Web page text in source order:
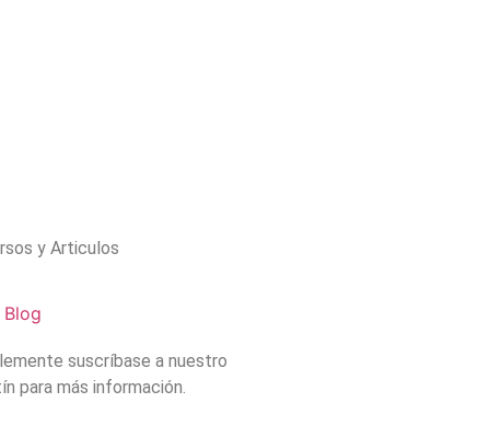
y Articulos
Blog
suscríbase a nuestro
para más información.